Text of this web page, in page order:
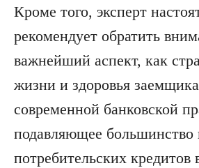
Кроме того, эксперт
рекомендует обратить
важнейший аспект, как
жизни и здоровья
современной банковской
подавляющее
потребительских кредитов